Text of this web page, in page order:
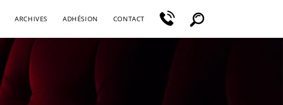
ARCHIVES ADHÉSION CONTACT